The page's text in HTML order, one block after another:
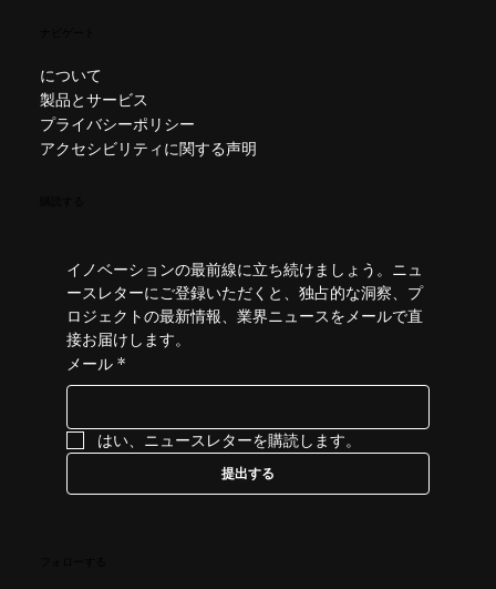
について
製品とサービス
プライバシーポリシー
アクセシビリティに関する声明
イノベーションの最前線に立ち続けましょう。ニュ
ースレターにご登録いただくと、独占的な洞察、プ
ロジェクトの最新情報、業界ニュースをメールで直
接お届けします。
メール *
はい、ニュースレターを購読します。
提出する